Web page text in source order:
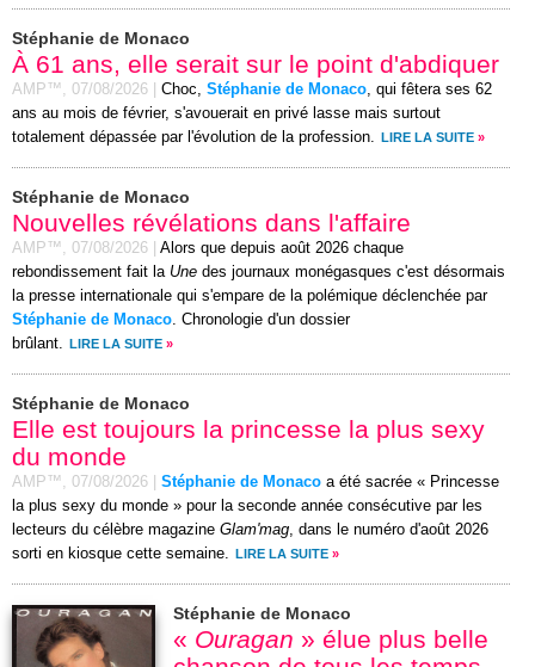
Stéphanie de Monaco
À 61 ans, elle serait sur le point d'abdiquer
AMP™, 07/08/2026 Choc, Stéphanie de Monaco, qui fêtera ses 62
ans au mois de février, s'avouerait en privé lasse mais surtout
totalement dépassée par l'évolution de la profession.
LIRE LA SUITE »
Stéphanie de Monaco
Nouvelles révélations dans l'affaire
AMP™, 07/08/2026
Alors que depuis août 2026 chaque
rebondissement fait la Une des journaux monégasques c'est désormais
la presse internationale qui s'empare de la polémique déclenchée par
Stéphanie de Monaco. Chronologie d'un dossier
brûlant.
LIRE LA SUITE »
Stéphanie de Monaco
Elle est toujours la princesse la plus sexy
du monde
AMP™, 07/08/2026 Stéphanie de Monaco a été sacrée « Princesse
la plus sexy du monde » pour la seconde année consécutive par les
lecteurs du célèbre magazine Glam'mag, dans le numéro d'août 2026
sorti en kiosque cette semaine.
LIRE LA SUITE »
Stéphanie de Monaco
« Ouragan » élue plus belle